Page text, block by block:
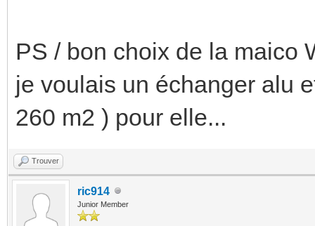
PS / bon choix de la maico
je voulais un échanger alu
260 m2 ) pour elle...
Trouver
ric914
Junior Member